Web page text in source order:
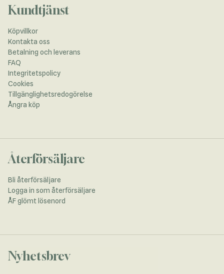
Kundtjänst
Köpvillkor
Kontakta oss
Betalning och leverans
FAQ
Integritetspolicy
Cookies
Tillgänglighetsredogörelse
Ångra köp
Återförsäljare
Bli återförsäljare
Logga in som återförsäljare
ÅF glömt lösenord
Nyhetsbrev